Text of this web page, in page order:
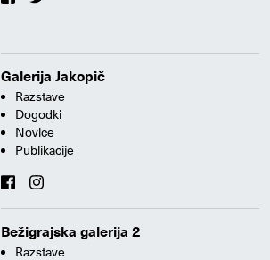
Galerija Jakopič
Razstave
Dogodki
Novice
Publikacije
Bežigrajska galerija 2
Razstave